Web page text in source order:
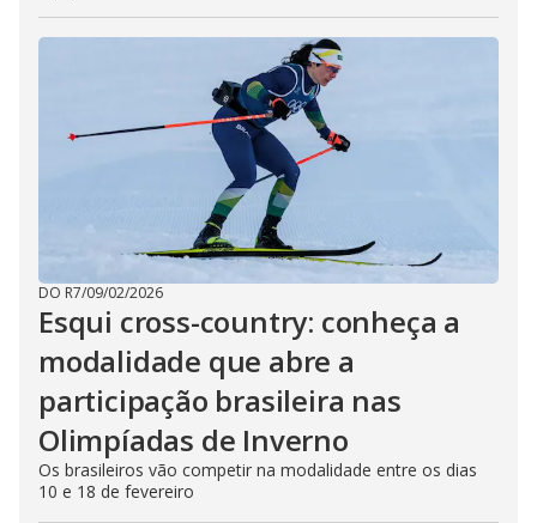
DO R7/09/02/2026
Esqui cross-country: conheça a
modalidade que abre a
participação brasileira nas
Olimpíadas de Inverno
Os brasileiros vão competir na modalidade entre os dias
10 e 18 de fevereiro